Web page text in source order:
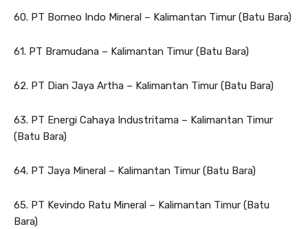
60. PT Borneo Indo Mineral – Kalimantan Timur (Batu Bara)
61. PT Bramudana – Kalimantan Timur (Batu Bara)
62. PT Dian Jaya Artha – Kalimantan Timur (Batu Bara)
63. PT Energi Cahaya Industritama – Kalimantan Timur
(Batu Bara)
64. PT Jaya Mineral – Kalimantan Timur (Batu Bara)
65. PT Kevindo Ratu Mineral – Kalimantan Timur (Batu
Bara)